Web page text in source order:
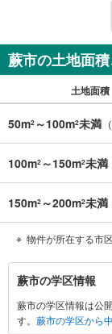
蕨市の土地面
土地面積
50m2 ～100m2未満 （
100m2 ～150m2未満
150m2 ～200m2未満
物件が所在する市
蕨
市
に
関
蕨市の学区情報
蕨市の学区情報は公
す。 蕨市の学区から